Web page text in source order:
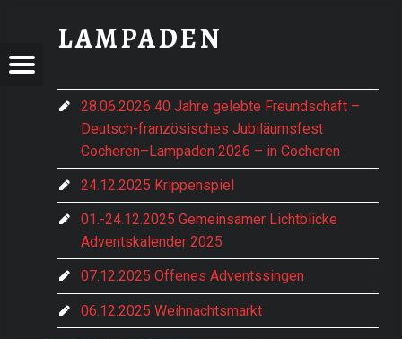
LAMPADEN
Menu
28.06.2026 40 Jahre gelebte Freundschaft –
Deutsch-französisches Jubiläumsfest
Cocheren–Lampaden 2026 – in Cocheren
24.12.2025 Krippenspiel
01.-24.12.2025 Gemeinsamer Lichtblicke
Adventskalender 2025
07.12.2025 Offenes Adventssingen
06.12.2025 Weihnachtsmarkt